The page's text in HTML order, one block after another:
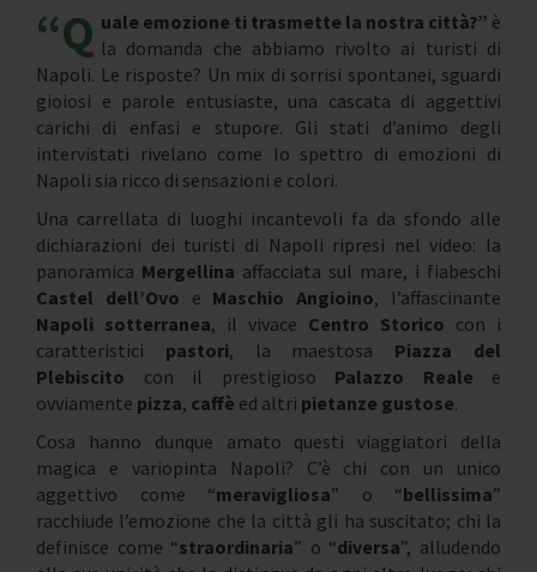
“Q uale emozione ti trasmette la nostra città?” è
la domanda che abbiamo rivolto ai turisti di
Napoli. Le risposte? Un mix di sorrisi spontanei, sguardi
gioiosi e parole entusiaste, una cascata di aggettivi
carichi di enfasi e stupore. Gli stati d’animo degli
intervistati rivelano come lo spettro di emozioni di
Napoli sia ricco di sensazioni e colori.
Una carrellata di luoghi incantevoli fa da sfondo alle
dichiarazioni dei turisti di Napoli ripresi nel video: la
panoramica Mergellina affacciata sul mare, i fiabeschi
Castel dell’Ovo e Maschio Angioino, l’affascinante
Napoli sotterranea, il vivace Centro Storico con i
caratteristici pastori, la maestosa Piazza del
Plebiscito con il prestigioso Palazzo Reale e
ovviamente pizza, caffè ed altri pietanze gustose.
Cosa hanno dunque amato questi viaggiatori della
magica e variopinta Napoli? C’è chi con un unico
aggettivo come “meravigliosa” o “bellissima”
racchiude l’emozione che la città gli ha suscitato; chi la
definisce come “straordinaria” o “diversa”, alludendo